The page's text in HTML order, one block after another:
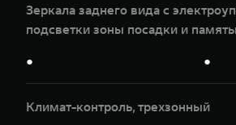
Зеркала заднего вида с
подсветки зоны посадки и
● ●
Климат-контроль, трехзонный